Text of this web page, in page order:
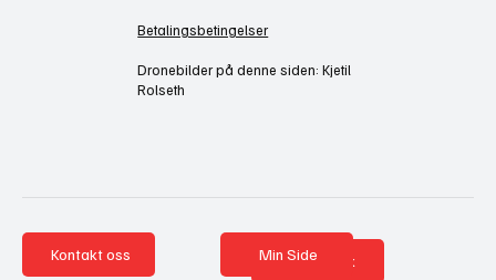
Betalingsbetingelser
Dronebilder på denne siden: Kjetil
Rolseth
Kontakt oss Nettbutikk
Min Side